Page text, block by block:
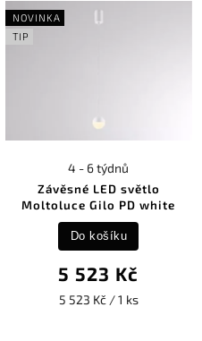
NOVINKA
TIP
Závěsné LED světlo
Moltoluce Gilo PD white
4 - 6 týdnů
5 523 Kč
5 523 Kč / 1 ks
Do košíku